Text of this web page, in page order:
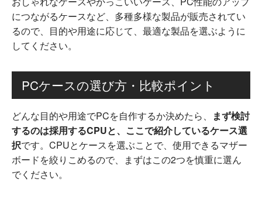
につながるケースなど、多種多様な製品が販売されてい
るので、目的や用途に応じて、最適な製品を選ぶように
してください。
PCケースの選び方・比較ポイント
どんな目的や用途でPCを自作するか決めたら、
まず検討
するのは採用するCPUと、ここで紹介しているケース選
択です。CPUとケースを選ぶことで、使用できるマザー
ボードを絞りこめるので、まずはこの2つを慎重に選ん
でください。